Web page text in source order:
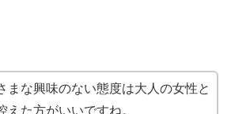
まな興味のない態度は大人の女性と
えた方がいいですね。